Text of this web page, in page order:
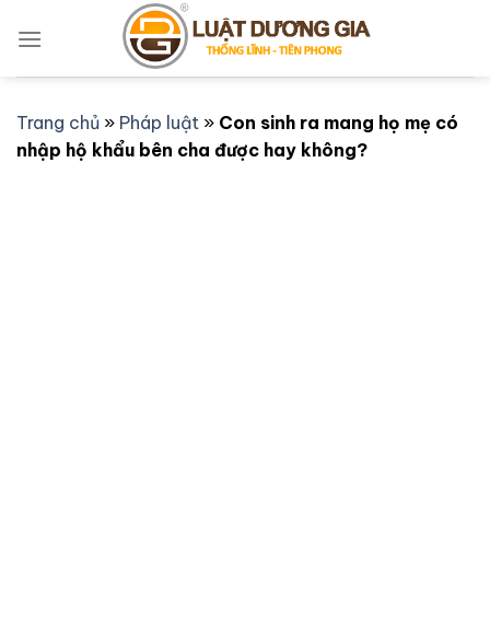
qua
Trang chủ » Pháp luật » Con sinh ra mang họ mẹ có
nhập hộ khẩu bên cha được hay không?